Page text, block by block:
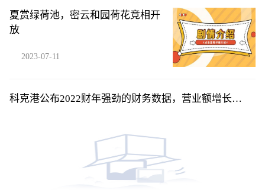
夏赏绿荷池，密云和园荷花竞相开
放
2023-07-11
科克港公布2022财年强劲的财务数据，营业额增长